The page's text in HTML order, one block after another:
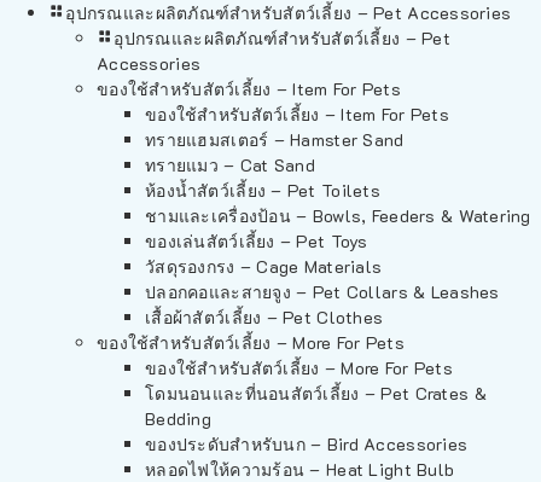
อุปกรณและผลิตภัณฑ์สำหรับสัตว์เลี้ยง – Pet Accessories
อุปกรณและผลิตภัณฑ์สำหรับสัตว์เลี้ยง – Pet
Accessories
ของใช้สำหรับสัตว์เลี้ยง – Item For Pets
ของใช้สำหรับสัตว์เลี้ยง – Item For Pets
ทรายแฮมสเตอร์ – Hamster Sand
ทรายแมว – Cat Sand
ห้องน้ำสัตว์เลี้ยง – Pet Toilets
ชามและเครื่องป้อน – Bowls, Feeders & Watering
ของเล่นสัตว์เลี้ยง – Pet Toys
วัสดุรองกรง – Cage Materials
ปลอกคอและสายจูง – Pet Collars & Leashes
เสื้อผ้าสัตว์เลี้ยง – Pet Clothes
ของใช้สำหรับสัตว์เลี้ยง – More For Pets
ของใช้สำหรับสัตว์เลี้ยง – More For Pets
โดมนอนและที่นอนสัตว์เลี้ยง – Pet Crates &
Bedding
ของประดับสำหรับนก – Bird Accessories
หลอดไฟให้ความร้อน – Heat Light Bulb